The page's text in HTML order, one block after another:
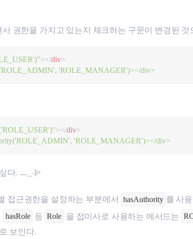
권한을 가지고 있는지 체크하는 구문이 변경된 것
"></div>
'ROLE_MANAGER')></div>
"></div>
'ROLE_MANAGER')></div>
다. ㅡ_-)>
접근권한을 설정하는 부분에서 hasAuthority 를 사
hasRole 등 Role 을 접미사로 사용하는 메서드는
보인다.